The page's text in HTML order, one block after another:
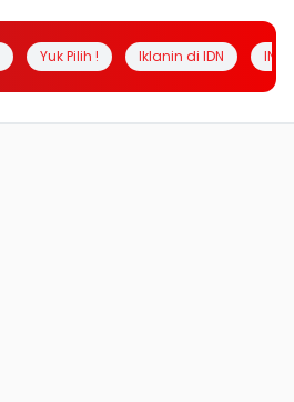
Yuk Pilih ! Iklanin di IDN